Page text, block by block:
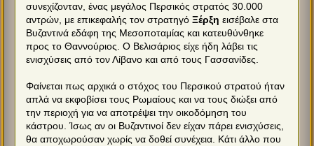
συνεχίζονταν, ένας μεγάλος Περσικός στρατός 30.000
αντρών, με επικεφαλής τον στρατηγόΞέρξη εισέβαλε στα
Βυζαντινά εδάφη της Μεσοποταμίας και κατευθύνθηκε
προς το Θαννούριος. Ο Βελισάριος είχε ήδη λάβει τις
ενισχύσεις από τον Λίβανο και από τους Γασσανίδες.
Φαίνεται πως αρχικά ο στόχος του Περσικού στρατού ήταν
απλά να εκφοβίσει τους Ρωμαίους και να τους διώξει από
την περιοχή για να αποτρέψει την οικοδόμηση του
κάστρου. Ίσως αν οι Βυζαντινοί δεν είχαν πάρει ενισχύσεις,
θα αποχωρούσαν χωρίς να δοθεί συνέχεια. Κάτι άλλο που